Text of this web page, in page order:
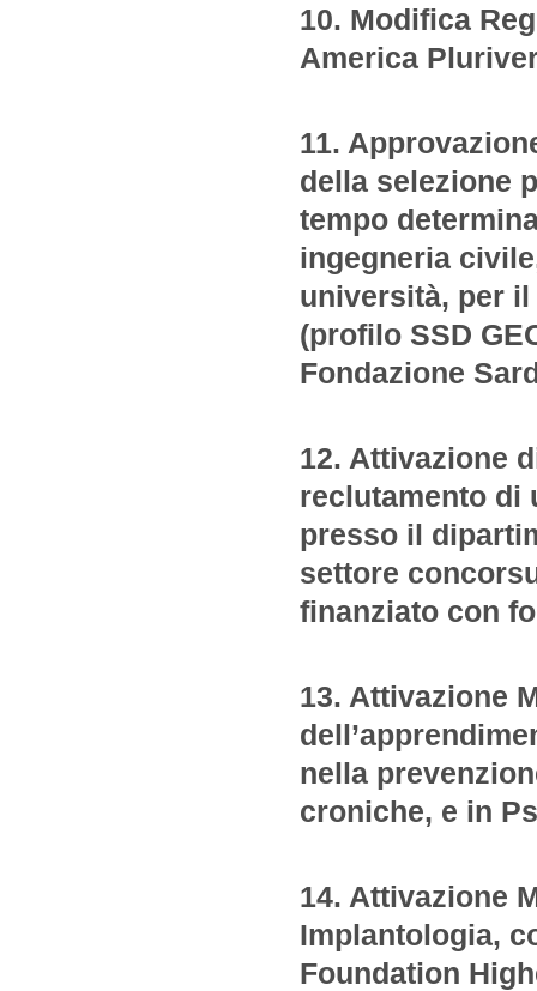
10. Modifica
America
11.
della selezione
tempo
ingegneria
università, per il
(profilo SSD
Fondazione
12. Attivazione
reclutamento di
presso il
settore
finanziato con
13. Attivazione
nella
croniche, e in
14. Attivazione
Implantologia,
Foundation